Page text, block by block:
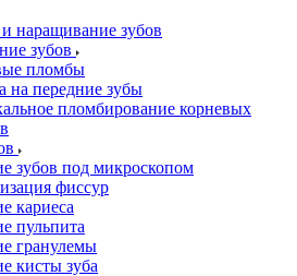
наращивание зубов
зубов
пломбы
на передние зубы
пломбирование корневых
зубов под микроскопом
фиссур
кариеса
пульпита
гранулемы
кисты зуба